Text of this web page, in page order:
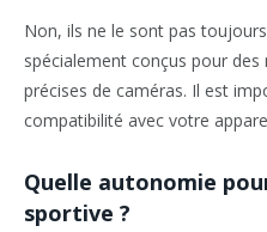
Non, ils ne le sont pas
spécialement conçus pour
précises de caméras. Il est
compatibilité avec votre
Quelle autonomie
sportive ?